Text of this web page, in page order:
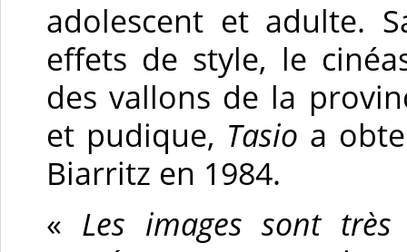
adolescent et adulte.
effets de style, le
des vallons de la
et pudique, Tasio a
Biarritz en 1984.
« Les images sont